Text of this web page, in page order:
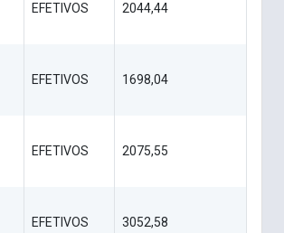
EFETIVOS 2044,44
EFETIVOS 1698,04
EFETIVOS 2075,55
EFETIVOS 3052,58